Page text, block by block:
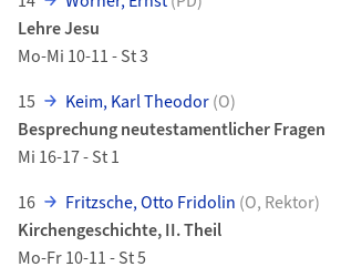
Lehre Jesu
Mo-Mi 10-11 - St 3
15
Keim, Karl Theodor(O)
Besprechung neutestamentlicher Fragen
Mi 16-17 - St 1
16
Fritzsche, Otto Fridolin (O, Rektor)
Kirchengeschichte, II. Theil
Mo-Fr 10-11 - St 5